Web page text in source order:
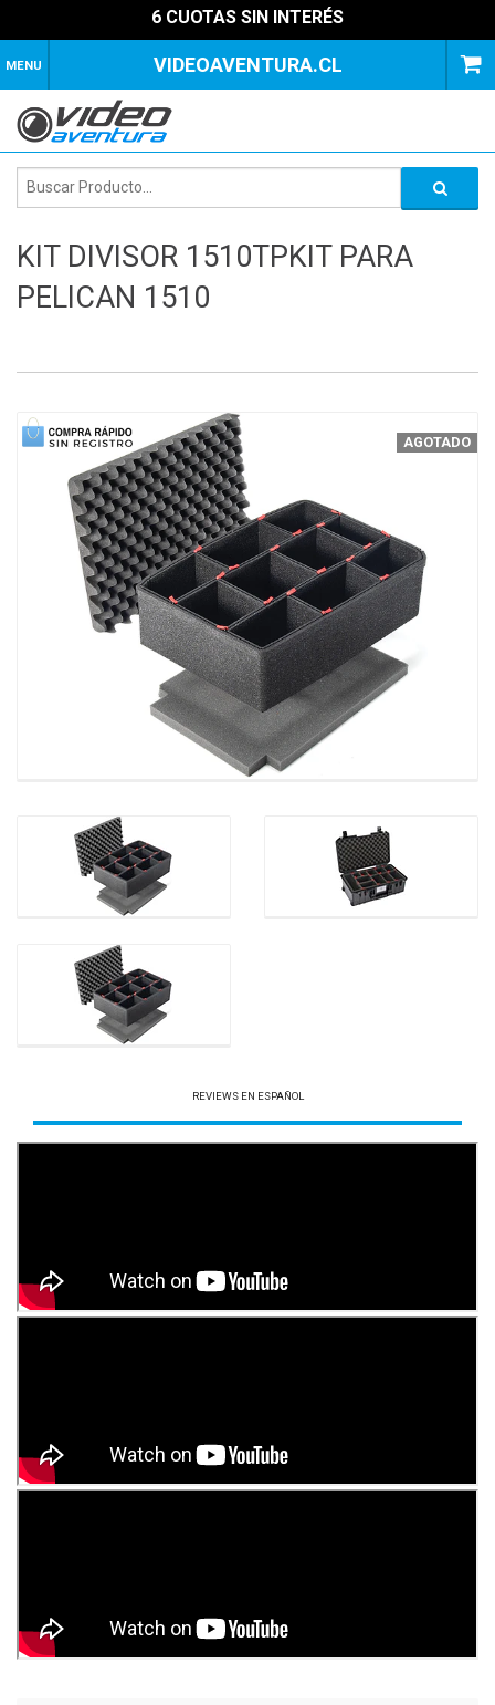
6 CUOTAS SIN INTERÉS
MENU VIDEOAVENTURA.CL
KIT DIVISOR 1510TPKIT PARA
PELICAN 1510
AGOTADO
1 of 3
REVIEWS EN ESPAÑOL